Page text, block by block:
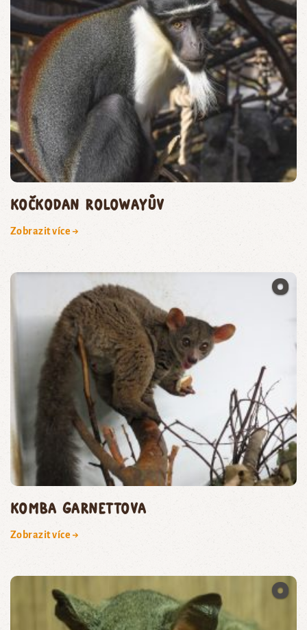
kočkodan Rolowayův
Zobrazit více →
komba Garnettova
Zobrazit více →